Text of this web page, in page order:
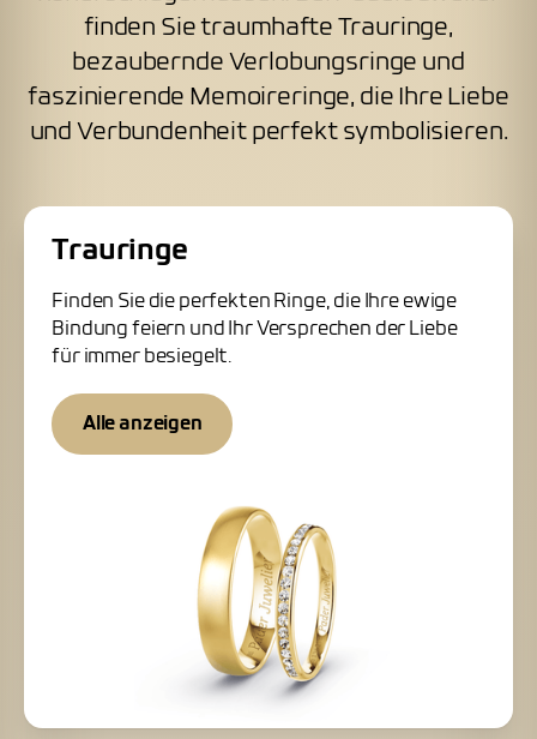
finden Sie traumhafte Trauringe,
bezaubernde Verlobungsringe und
faszinierende Memoireringe, die Ihre Liebe
und Verbundenheit perfekt symbolisieren.
Trauringe
Finden Sie die perfekten Ringe, die Ihre ewige
Bindung feiern und Ihr Versprechen der Liebe
für immer besiegelt.
Alle anzeigen